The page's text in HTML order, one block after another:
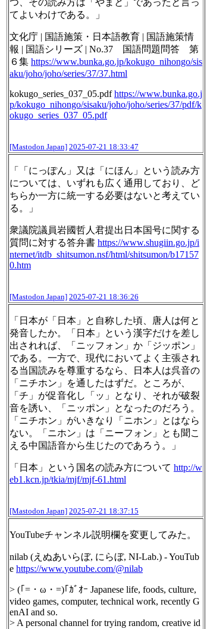
つ、その読み方は「やまと」であったと言っ
てよいわけである。」
文化庁 | 国語施策・日本語教育 | 国語施策情
報 | 国語シリーズ | No.37 国語問題問答 第
６集 https://www.bunka.go.jp/kokugo_nihongo/sis
aku/joho/joho/series/37/37.html
kokugo_series_037_05.pdfhttps://www.bunka.go.j
p/kokugo_nihongo/sisaku/joho/joho/series/37/pdf/k
okugo_series_037_05.pdf
[Mastodon Japan] 2025-07-21 18:33:47
「「にっぽん」又は「にほん」という読み方
については、いずれも広く通用しており、ど
ちらか一方に統一する必要はないと考えてい
る。」
衆議院議員岩國哲人君提出日本国号に関する
質問に対する答弁書 https://www.shugiin.go.jp/i
nternet/itdb_shitsumon.nsf/html/shitsumon/b17157
0.htm
[Mastodon Japan] 2025-07-21 18:36:26
「日本が「日本」と自称した頃、唐人は何と
発音したか。「日本」という漢字だけを差し
出されれば、「ニッフォン」か「ジッポン」
である。一方で、現代においてよく主張され
る当国読みを尊重するなら、日本人は呉音の
「ニチホン」を通したはずだ。ところが、
「チ」が促音化し「ッ」となり、それが破裂
音を誘い、「ニッポン」となったのだろう。
「ニチホン」がいきなり「ニホン」とはなら
ない。「ニホン」は「ニーフォン」とも聞こ
える中国語音から生じたのであろう。」
「日本」という国名の読み方について http://w
eb1.kcn.jp/tkia/mjf/mjf-61.html
[Mastodon Japan] 2025-07-21 18:37:15
YouTubeチャンネル説明欄を変更してみた。
nilab (えぬあいらぼ, にらぼ, NI-Lab.) - YouTub
e https://www.youtube.com/@nilab
> (｢=・ω・=)｢ｶﾞｵｰ Japanese life, foods, culture,
video games, computer, technical work, recently G
enAI and so.
> A personal channel for trying random, creative id